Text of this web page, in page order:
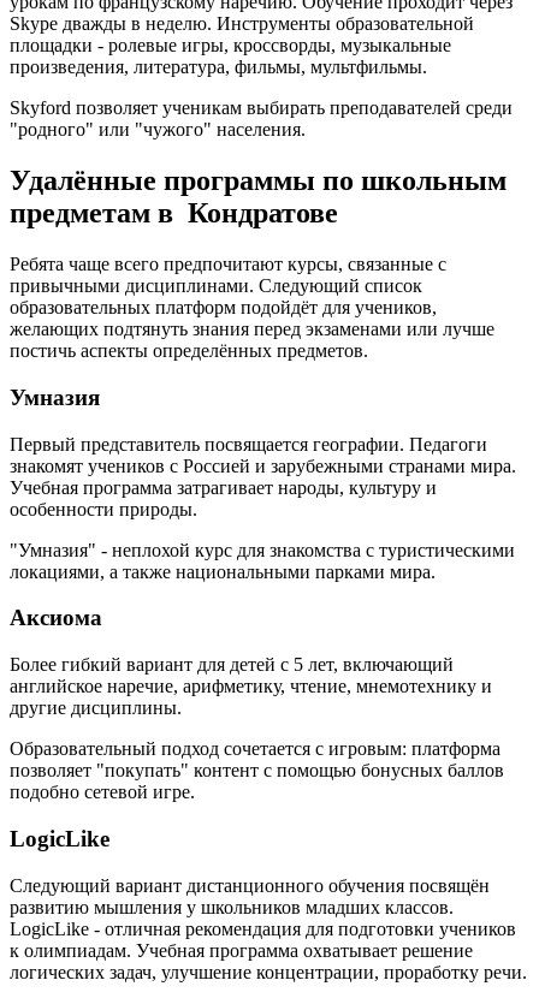
Skype дважды в неделю. Инструменты образовательной
площадки - ролевые игры, кроссворды, музыкальные
произведения, литература, фильмы, мультфильмы.
Skyford позволяет ученикам выбирать преподавателей среди
"родного" или "чужого" населения.
Удалённые программы по школьным
предметам в Кондратове
Ребята чаще всего предпочитают курсы, связанные с
привычными дисциплинами. Следующий список
образовательных платформ подойдёт для учеников,
желающих подтянуть знания перед экзаменами или лучше
постичь аспекты определённых предметов.
Умназия
Первый представитель посвящается географии. Педагоги
знакомят учеников с Россией и зарубежными странами мира.
Учебная программа затрагивает народы, культуру и
особенности природы.
"Умназия" - неплохой курс для знакомства с туристическими
локациями, а также национальными парками мира.
Аксиома
Более гибкий вариант для детей с 5 лет, включающий
английское наречие, арифметику, чтение, мнемотехнику и
другие дисциплины.
Образовательный подход сочетается с игровым: платформа
позволяет "покупать" контент с помощью бонусных баллов
подобно сетевой игре.
LogicLike
Следующий вариант дистанционного обучения посвящён
развитию мышления у школьников младших классов.
LogicLike - отличная рекомендация для подготовки учеников
к олимпиадам. Учебная программа охватывает решение
логических задач, улучшение концентрации, проработку речи.